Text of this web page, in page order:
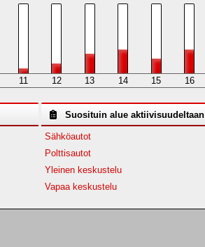
11 12 13 14 15 16
Suosituin alue aktiivisuudeltaan
Sähköautot
Polttisautot
Yleinen keskustelu
Vapaa keskustelu